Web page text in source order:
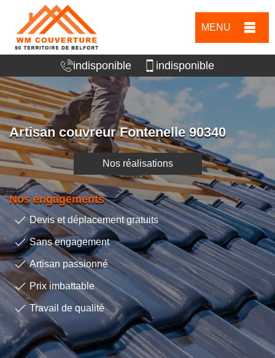
MENU
indisponible indisponible
Artisan couvreur Fontenelle 90340
Nos réalisations
Nos engagements
Devis et déplacement gratuits
Sans engagement
Artisan passionné
Prix imbattable
Travail de qualité